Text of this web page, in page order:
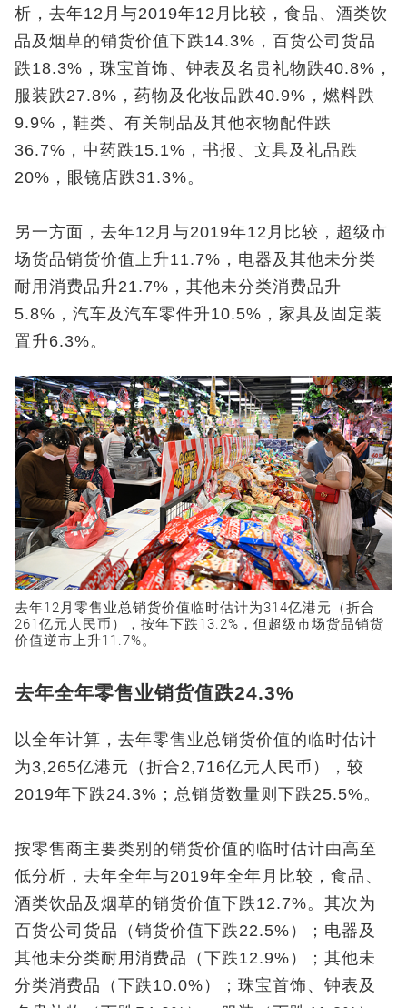
析，去年12月与2019年12月比较，食品、酒类饮
品及烟草的销货价值下跌14.3%，百货公司货品
跌18.3%，珠宝首饰、钟表及名贵礼物跌40.8%，
服装跌27.8%，药物及化妆品跌40.9%，燃料跌
9.9%，鞋类、有关制品及其他衣物配件跌
36.7%，中药跌15.1%，书报、文具及礼品跌
20%，眼镜店跌31.3%。
另一方面，去年12月与2019年12月比较，超级市
场货品销货价值上升11.7%，电器及其他未分类
耐用消费品升21.7%，其他未分类消费品升
5.8%，汽车及汽车零件升10.5%，家具及固定装
置升6.3%。
去年12月零售业总销货价值临时估计为314亿港元（折合
261亿元人民币），按年下跌13.2%，但超级市场货品销货
价值逆市上升11.7%。
去年全年零售业销货值跌24.3%
以全年计算，去年零售业总销货价值的临时估计
为3,265亿港元（折合2,716亿元人民币），较
2019年下跌24.3%；总销货数量则下跌25.5%。
按零售商主要类别的销货价值的临时估计由高至
低分析，去年全年与2019年全年月比较，食品、
酒类饮品及烟草的销货价值下跌12.7%。其次为
百货公司货品（销货价值下跌22.5%）；电器及
其他未分类耐用消费品（下跌12.9%）；其他未
分类消费品（下跌10.0%）；珠宝首饰、钟表及